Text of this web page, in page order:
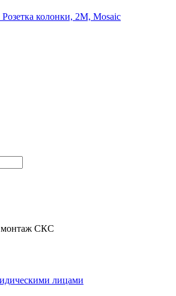
монтаж СКС
лицами